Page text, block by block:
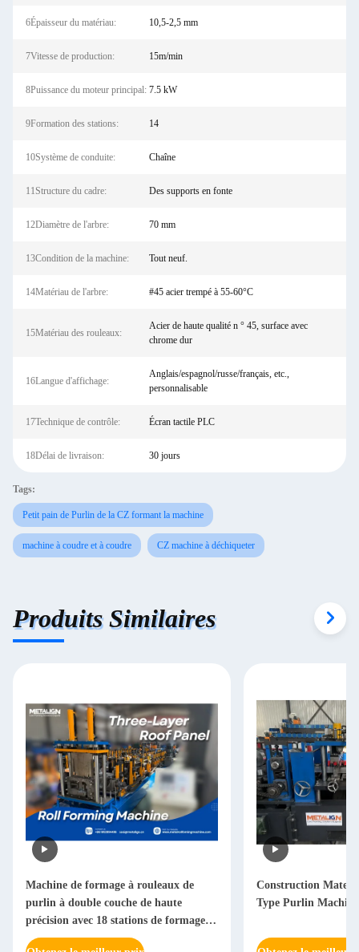
6Épaisseur du matériau: 10,5-2,5 mm
7Vitesse de production: 15m/min
8Puissance du moteur principal: 7.5 kW
9Formation des stations: 14
10Système de conduite: Chaîne
11Structure du cadre: Des supports en fonte
12Diamètre de l'arbre: 70 mm
13Condition de la machine: Tout neuf.
14Matériau de l'arbre: #45 acier trempé à 55-60°C
15Matériau des rouleaux:
Acier de haute qualité n ° 45, surface avec
chrome dur
16Langue d'affichage:
Anglais/espagnol/russe/français, etc.,
personnalisable
17Technique de contrôle: Écran tactile PLC
18Délai de livraison: 30 jours
Tags:
Petit pain de Purlin de la CZ formant la machine
machine à coudre et à coudre CZ machine à déchiqueter
Produits Similaires
Machine de formage à rouleaux de
purlin à double couche de haute
précision avec 18 stations de formage et
moteur de 5,5 kW
Construction
Type Purlin Machine